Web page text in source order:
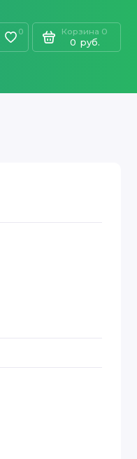
0 Корзина 0
0 руб.